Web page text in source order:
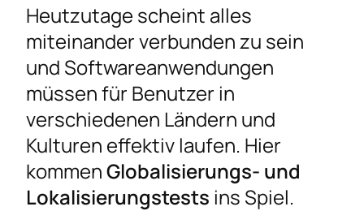
Was sind Lokalisierungstests?
Die Bedeutung von Globalisierungs- und
Lokalisierungstests
Durchführung von Globalisierungstests
Durchführung von Lokalisierungstests
Herausforderungen der Globalisierungs- und
Lokalisierungstests
Heutzutage scheint alles
miteinander verbunden zu sein
und Softwareanwendungen
müssen für Benutzer in
verschiedenen Ländern und
Kulturen effektiv laufen. Hier
kommenGlobalisierungs- und
Lokalisierungstests ins Spiel.